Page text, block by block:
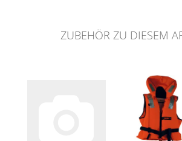
ZUBEHÖR ZU DIESEM